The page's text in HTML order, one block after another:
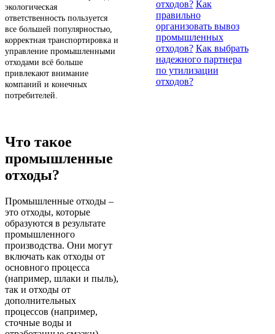
отходов? Как
правильно
организовать вывоз
промышленных
отходов? Как выбрать
надежного партнера
по утилизации
отходов?
экологическая
ответственность пользуется
все большей популярностью,
корректная транспортировка и
управление промышленными
отходами всё больше
привлекают внимание
компаний и конечных
потребителей.
Что такое
промышленные
отходы?
Промышленные отходы –
это отходы, которые
образуются в результате
промышленного
производства. Они могут
включать как отходы от
основного процесса
(например, шлаки и пыль),
так и отходы от
дополнительных
процессов (например,
сточные воды и